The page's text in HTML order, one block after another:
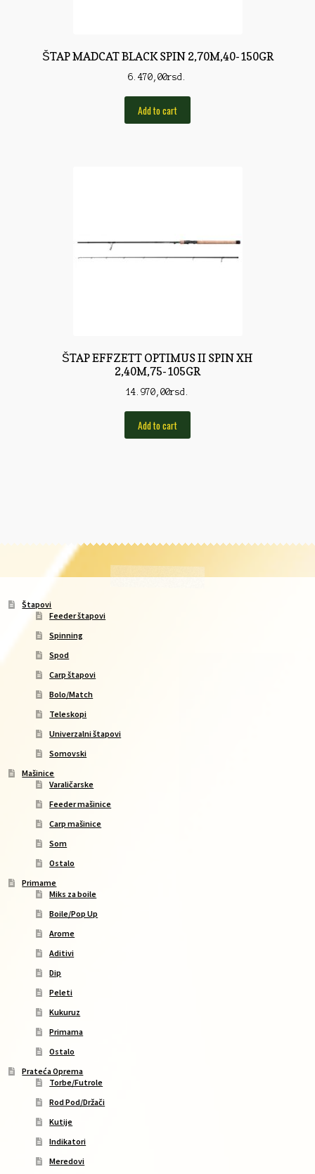
ŠTAP MADCAT BLACK SPIN 2,70M,40-150GR
6.470,00rsd.
Add to cart
ŠTAP EFFZETT OPTIMUS II SPIN XH
2,40M,75-105GR
14.970,00rsd.
Add to cart
Štapovi
Feeder štapovi
Spinning
Spod
Carp štapovi
Bolo/Match
Teleskopi
Univerzalni štapovi
Somovski
Mašinice
Varaličarske
Feeder mašinice
Carp mašinice
Som
Ostalo
Primame
Miks za boile
Boile/Pop Up
Arome
Aditivi
Dip
Peleti
Kukuruz
Primama
Ostalo
Prateća Oprema
Torbe/Futrole
Rod Pod/Držači
Kutije
Indikatori
Meredovi